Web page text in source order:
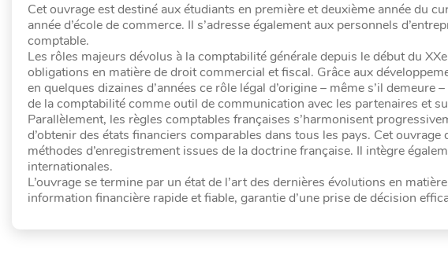
Cet ouvrage est destiné aux étudiants en première et deuxième année du
année d’école de commerce. Il s’adresse également aux personnels
comptable.
Les rôles majeurs dévolus à la comptabilité générale depuis le début du
obligations en matière de droit commercial et fiscal. Grâce aux
en quelques dizaines d’années ce rôle légal d’origine – même s’il
de la comptabilité comme outil de communication avec les partenaires et
Parallèlement, les règles comptables françaises s’harmonisent
d’obtenir des états financiers comparables dans tous les pays. Cet
méthodes d’enregistrement issues de la doctrine française. Il intègre
internationales.
L’ouvrage se termine par un état de l’art des dernières évolutions en
information financière rapide et fiable, garantie d’une prise de décision